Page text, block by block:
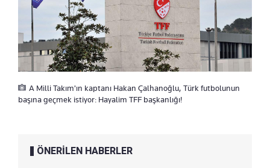
A Milli Takım'ın kaptanı Hakan Çalhanoğlu, Türk futbolunun
başına geçmek istiyor: Hayalim TFF başkanlığı!
ÖNERİLEN HABERLER